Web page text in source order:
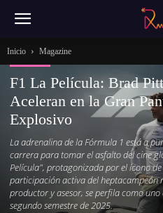
Inicio
Magazine
F1 La Película: Brad
Aceleran en la Gran
Explosivo
La adrenalina de la Fórmula 1 está a
carrera para tomar el asfalto del cine
Película", protagonizada por el ícono
participación activa del heptacampeón
productor y asesor, se perfila como
segundo semestre de 2025.